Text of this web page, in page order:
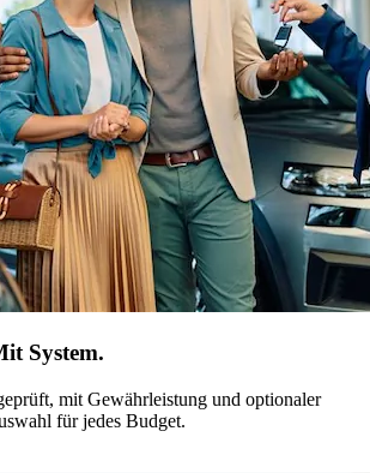
System.
mit Gewährleistung und optionaler
für jedes Budget.